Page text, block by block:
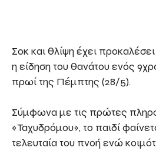
Σοκ και θλίψη έχει
η είδηση του θανάτου ενός
πρωί της Πέμπτης (28/5).
Σύμφωνα με τις πρώτες
«Ταχυδρόμου», το παιδί
τελευταία του πνοή ενώ